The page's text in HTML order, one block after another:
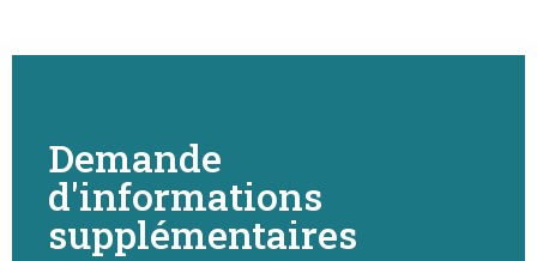
Demande
d'informations
supplémentaires